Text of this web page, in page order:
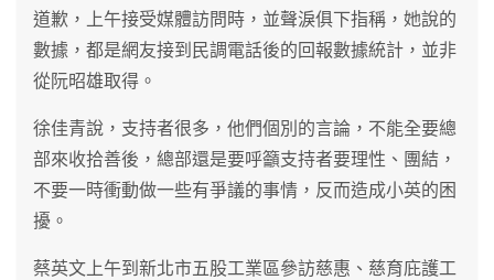
道歉，上午接受媒體訪問時，並聲淚俱下指稱，她說的
數據，都是網友接到民調電話後的回報數據統計，並非
從阮昭雄取得。
徐佳青說，支持者很多，他們個別的言論，不能全要總
部來收拾善後，總部還是要呼籲支持者要理性、團結，
不要一時衝動做一些有爭議的事情，反而造成小英的困
擾。
蔡英文上午到新北市五股工業區參訪慈惠、慈育庇護工